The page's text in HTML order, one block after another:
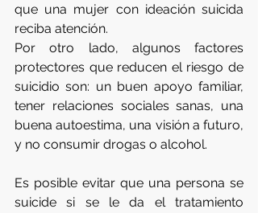
que una mujer con ideación suicida
reciba atención.
Por otro lado, algunos factores
protectores que reducen el riesgo de
suicidio son: un buen apoyo familiar,
tener relaciones sociales sanas, una
buena autoestima, una visión a futuro,
y no consumir drogas o alcohol.
Es posible evitar que una persona se
suicide si se le da el tratamiento